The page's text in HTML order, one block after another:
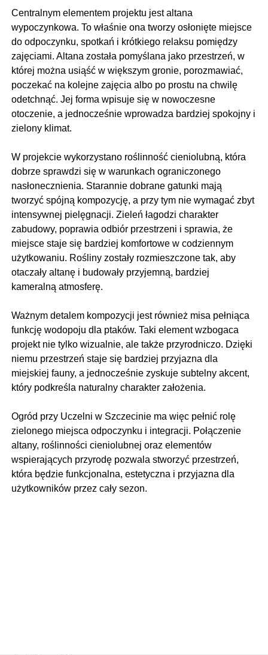
Centralnym elementem projektu jest altana
wypoczynkowa. To właśnie ona tworzy osłonięte miejsce
do odpoczynku, spotkań i krótkiego relaksu pomiędzy
zajęciami. Altana została pomyślana jako przestrzeń, w
której można usiąść w większym gronie, porozmawiać,
poczekać na kolejne zajęcia albo po prostu na chwilę
odetchnąć. Jej forma wpisuje się w nowoczesne
otoczenie, a jednocześnie wprowadza bardziej spokojny i
zielony klimat.
W projekcie wykorzystano roślinność cieniolubną, która
dobrze sprawdzi się w warunkach ograniczonego
nasłonecznienia. Starannie dobrane gatunki mają
tworzyć spójną kompozycję, a przy tym nie wymagać zbyt
intensywnej pielęgnacji. Zieleń łagodzi charakter
zabudowy, poprawia odbiór przestrzeni i sprawia, że
miejsce staje się bardziej komfortowe w codziennym
użytkowaniu. Rośliny zostały rozmieszczone tak, aby
otaczały altanę i budowały przyjemną, bardziej
kameralną atmosferę.
Ważnym detalem kompozycji jest również misa pełniąca
funkcję wodopoju dla ptaków. Taki element wzbogaca
projekt nie tylko wizualnie, ale także przyrodniczo. Dzięki
niemu przestrzeń staje się bardziej przyjazna dla
miejskiej fauny, a jednocześnie zyskuje subtelny akcent,
który podkreśla naturalny charakter założenia.
Ogród przy Uczelni w Szczecinie ma więc pełnić rolę
zielonego miejsca odpoczynku i integracji. Połączenie
altany, roślinności cieniolubnej oraz elementów
wspierających przyrodę pozwala stworzyć przestrzeń,
która będzie funkcjonalna, estetyczna i przyjazna dla
użytkowników przez cały sezon.